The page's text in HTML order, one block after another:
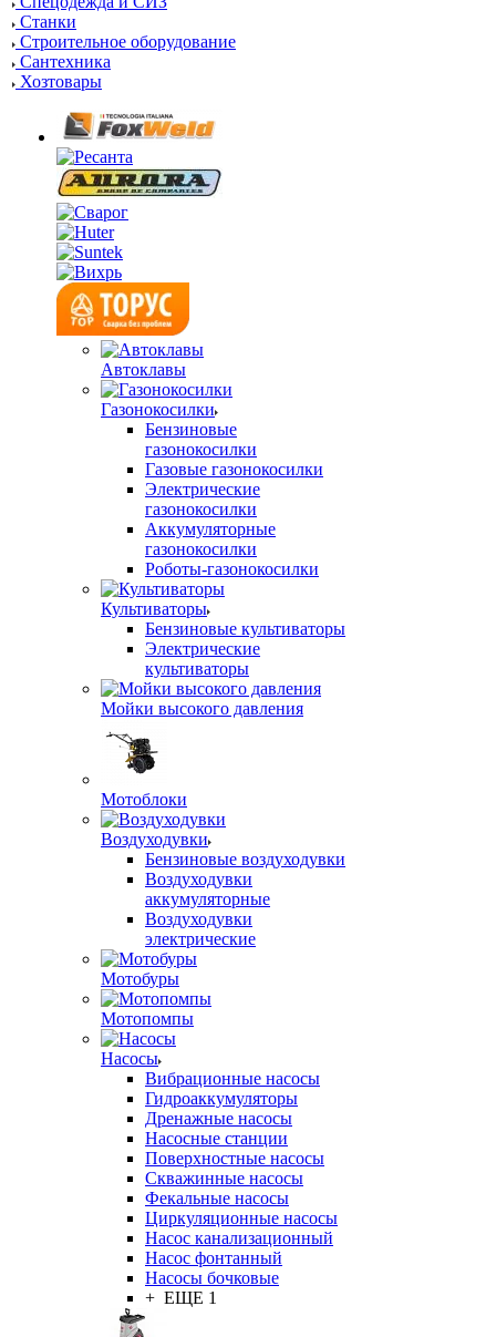
Станки
Строительное оборудование
Сантехника
Хозтовары
Автоклавы
Газонокосилки
Бензиновые
газонокосилки
Газовые газонокосилки
Электрические
газонокосилки
Аккумуляторные
газонокосилки
Роботы-газонокосилки
Культиваторы
Бензиновые культиваторы
Электрические
культиваторы
Мойки высокого давления
Мотоблоки
Воздуходувки
Бензиновые воздуходувки
Воздуходувки
аккумуляторные
Воздуходувки
электрические
Мотобуры
Мотопомпы
Насосы
Вибрационные насосы
Гидроаккумуляторы
Дренажные насосы
Насосные станции
Поверхностные насосы
Скважинные насосы
Фекальные насосы
Циркуляционные насосы
Насос канализационный
Насос фонтанный
Насосы бочковые
+ ЕЩЕ 1